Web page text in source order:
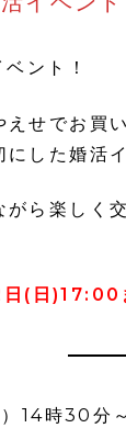
ント！
せでお買
にした婚活
ら楽しく
(日)17:00
14時30分